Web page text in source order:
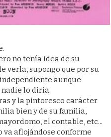
no tenía idea de su
verla, supongo que por su
aunque
lo diría.
y la pintoresco carácter
bien y de su familia,
el contable, etc...
aflojándose conforme